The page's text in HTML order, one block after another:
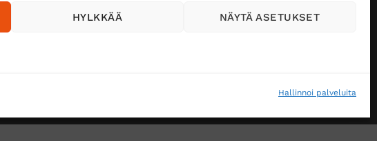
Hallinnoi palveluita
HYLKKÄÄ NÄYTÄ ASETUKSET